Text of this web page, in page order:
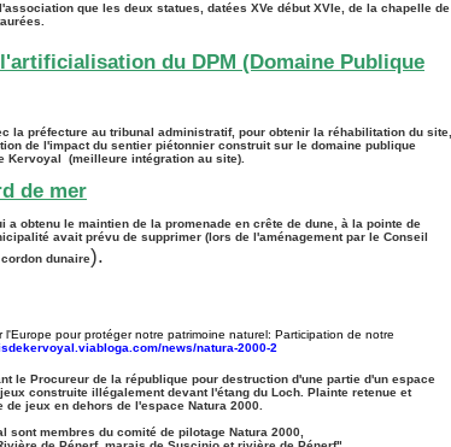
que les deux statues, datées XVe début XVIe, de la chapelle de
du DPM (Domaine Publique
la préfecture au tribunal administratif, pour obtenir la réhabilitation du site,
de l'impact du sentier piétonnier construit sur le domaine publique
Kervoyal (meilleure intégration au site).
de mer
a obtenu le maintien de la promenade en crête de dune, à la pointe de
avait prévu de supprimer (lors de l'aménagement par le Conseil
dunaire).
pour protéger notre patrimoine naturel: Participation de notre
news/natura-2000-2
le Procureur de la république pour destruction d'une partie d'un espace
construite illégalement devant l'étang du Loch. Plainte retenue et
de jeux en dehors de l'espace Natura 2000.
sont membres du comité de pilotage Natura 2000,